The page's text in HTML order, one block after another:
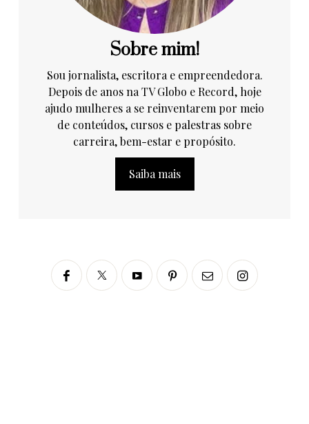
Sobre mim!
Sou jornalista, escritora e empreendedora.
Depois de anos na TV Globo e Record, hoje
ajudo mulheres a se reinventarem por meio
de conteúdos, cursos e palestras sobre
carreira, bem-estar e propósito.
Saiba mais